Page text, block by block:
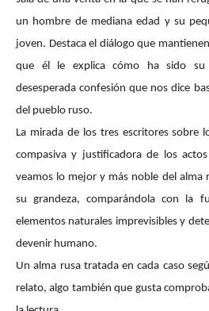
un hombre de mediana edad y su
joven. Destaca el diálogo que
que él le explica cómo ha sido su
desesperada confesión que nos dice
del pueblo ruso.
La mirada de los tres escritores sobre
compasiva y justificadora de los
veamos lo mejor y más noble del alma
su grandeza, comparándola con la
elementos naturales imprevisibles y
devenir humano.
Un alma rusa tratada en cada caso
relato, algo también que gusta